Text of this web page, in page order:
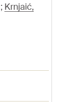
; Krnjaić,